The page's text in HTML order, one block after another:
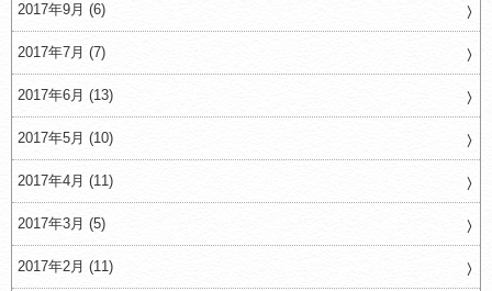
2017年9月 (6)
2017年7月 (7)
2017年6月 (13)
2017年5月 (10)
2017年4月 (11)
2017年3月 (5)
2017年2月 (11)